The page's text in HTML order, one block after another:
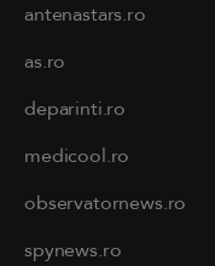
antenastars.ro
as.ro
deparinti.ro
medicool.ro
observatornews.ro
spynews.ro